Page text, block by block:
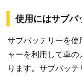
使用にはサブバ
サブバッテリーを使
ャーを利用して車
ります。サブバッ